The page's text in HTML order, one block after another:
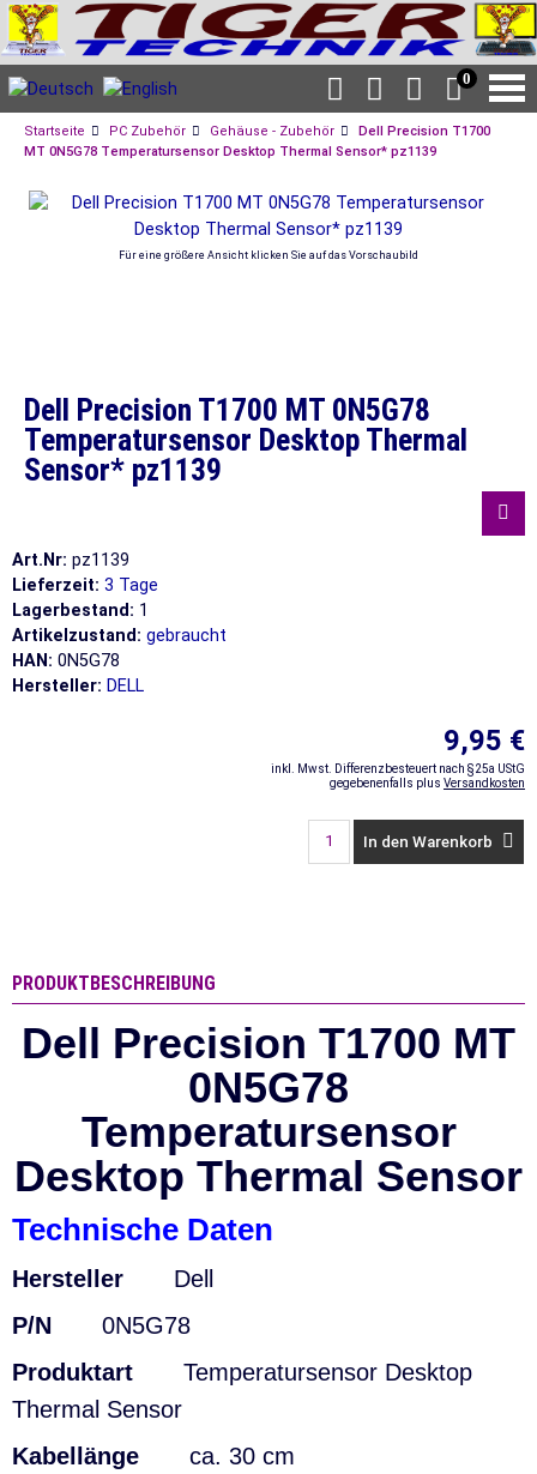
0
Startseite PC Zubehör Gehäuse - Zubehör
Dell Precision T1700
MT 0N5G78 Temperatursensor Desktop Thermal Sensor* pz1139
Für eine größere Ansicht klicken Sie auf das Vorschaubild
Dell Precision T1700 MT 0N5G78
Temperatursensor Desktop Thermal
Sensor* pz1139
Art.Nr: pz1139
Lieferzeit: 3 Tage
Lagerbestand: 1
Artikelzustand: gebraucht
HAN: 0N5G78
Hersteller: DELL
9,95 €
inkl. Mwst. Differenzbesteuert nach §25a UStG
gegebenenfalls plus Versandkosten
In den Warenkorb
PRODUKTBESCHREIBUNG
Dell Precision T1700 MT
0N5G78
Temperatursensor
Desktop Thermal Sensor
Technische Daten
Hersteller
Dell
P/N
0N5G78
Produktart
Temperatursensor Desktop
Thermal Sensor
Kabellänge
ca. 30 cm